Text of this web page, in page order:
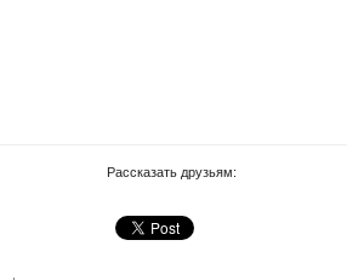
Рассказать друзьям: